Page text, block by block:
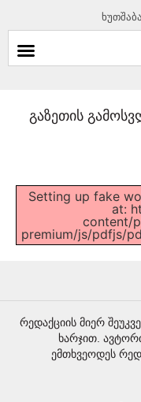
გაზეთის
Setting up fake
at:
content/
premium/js/pdfjs/
რედაქციის მიერ
ხარჯით.
ემთხვეოდეს